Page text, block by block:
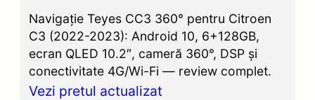
Navigație Teyes CC3 360° pentru Citroen
C3 (2022-2023): Android 10, 6+128GB,
ecran QLED 10.2″, cameră 360°, DSP și
conectivitate 4G/Wi-Fi — review complet.
Vezi pretul actualizat